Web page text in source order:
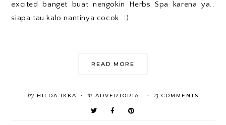
excited banget buat nengokin Herbs Spa karena ya..
siapa tau kalo nantinya cocok. :)
READ MORE
by HILDA IKKA • in ADVERTORIAL • 13 COMMENTS